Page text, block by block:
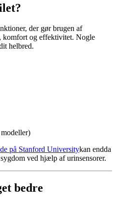
der gør brugen af
komfort og effektivitet. Nogle
helbred.
på Stanford Universitykan endda
ved hjælp af urinsensorer.
bedre